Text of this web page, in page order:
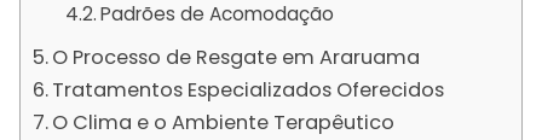
Padrões de Acomodação
O Processo de Resgate em Araruama
Tratamentos Especializados Oferecidos
O Clima e o Ambiente Terapêutico